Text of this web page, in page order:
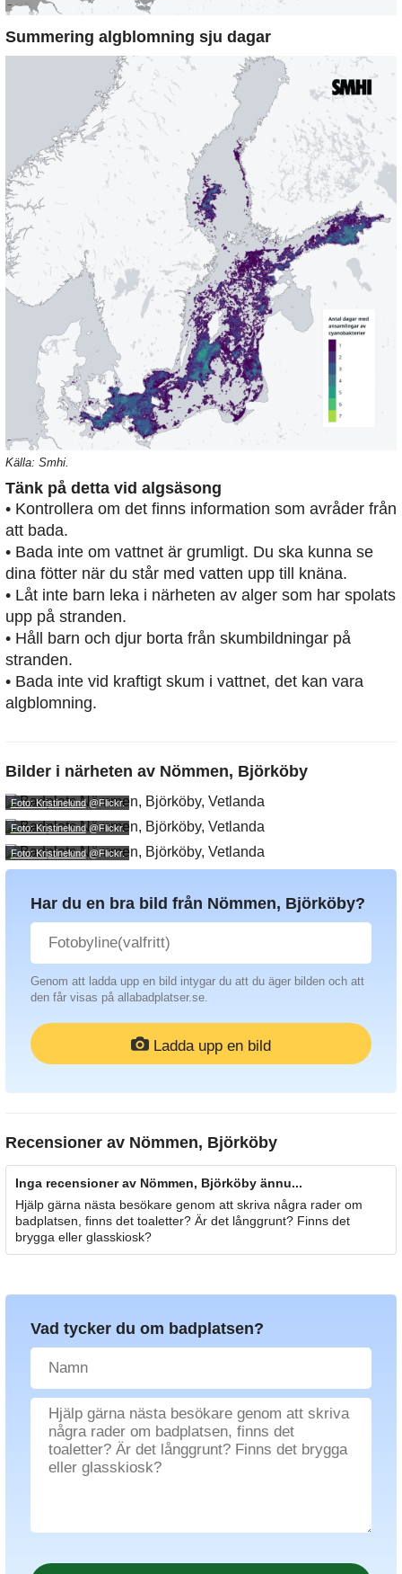
Summering algblomning sju dagar
Källa: Smhi.
Tänk på detta vid algsäsong
• Kontrollera om det finns information som avråder från
att bada.
• Bada inte om vattnet är grumligt. Du ska kunna se
dina fötter när du står med vatten upp till knäna.
• Låt inte barn leka i närheten av alger som har spolats
upp på stranden.
• Håll barn och djur borta från skumbildningar på
stranden.
• Bada inte vid kraftigt skum i vattnet, det kan vara
algblomning.
Bilder i närheten av Nömmen, Björköby
Foto: Kristinelund@Flickr.
Foto: Kristinelund@Flickr.
Foto: Kristinelund@Flickr.
Har du en bra bild från Nömmen, Björköby?
Genom att ladda upp en bild intygar du att du äger bilden och att
den får visas på allabadplatser.se.
Ladda upp en bild
Recensioner av Nömmen, Björköby
Inga recensioner av Nömmen, Björköby ännu...
Hjälp gärna nästa besökare genom att skriva några rader om
badplatsen, finns det toaletter? Är det långgrunt? Finns det
brygga eller glasskiosk?
Vad tycker du om badplatsen?